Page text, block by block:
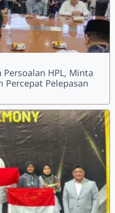
HPL, Minta
Percepat Pelepasan